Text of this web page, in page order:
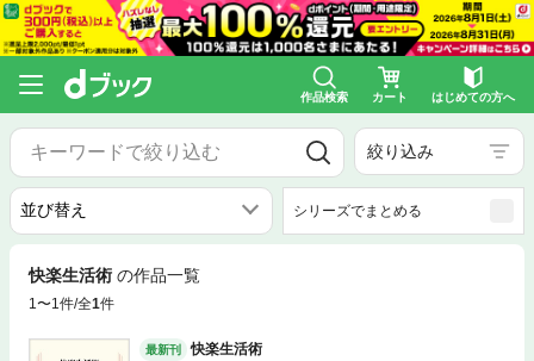
作品検索 カート はじめての方へ
絞り込み
シリーズでまとめる
快楽生活術 の作品一覧
1〜1件/全1件
最新刊
快楽生活術